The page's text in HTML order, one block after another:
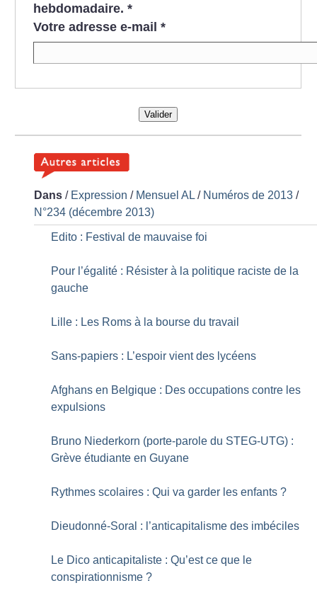
hebdomadaire. *
Votre adresse e-mail *
Valider
Dans / Expression / Mensuel AL / Numéros de 2013 /
N°234 (décembre 2013)
Edito : Festival de mauvaise foi
Pour l’égalité : Résister à la politique raciste de la
gauche
Lille : Les Roms à la bourse du travail
Sans-papiers : L’espoir vient des lycéens
Afghans en Belgique : Des occupations contre les
expulsions
Bruno Niederkorn (porte-parole du STEG-UTG) :
Grève étudiante en Guyane
Rythmes scolaires : Qui va garder les enfants ?
Dieudonné-Soral : l’anticapitalisme des imbéciles
Le Dico anticapitaliste : Qu’est ce que le
conspirationnisme ?